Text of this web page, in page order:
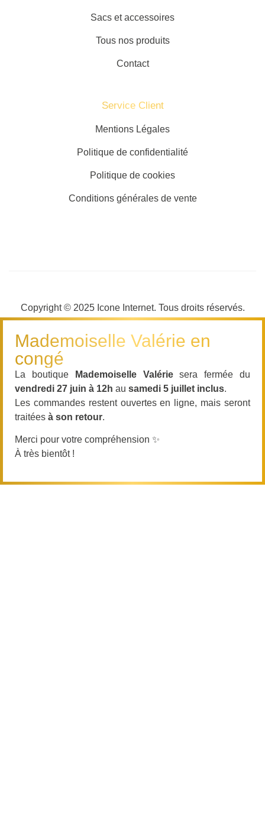
Sacs et accessoires
Tous nos produits
Contact
Service Client​
Mentions Légales
Politique de confidentialité
Politique de cookies
Conditions générales de vente
Copyright © 2025 Icone Internet. Tous droits réservés.
Mademoiselle Valérie en
congé
La boutique Mademoiselle Valériesera fermée du
vendredi 27 juin à 12h au samedi 5 juillet inclus.
Les commandes restent ouvertes en ligne, mais seront
traitées à son retour.
Merci pour votre compréhension ✨
À très bientôt !